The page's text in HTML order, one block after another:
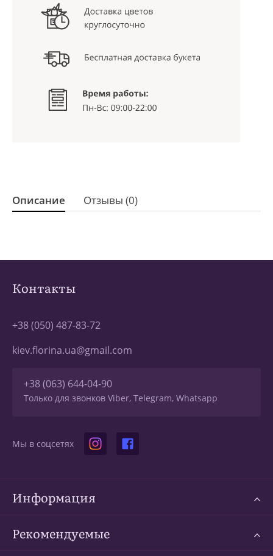
Описание Отзывы (0)
Контакты
+38 (050) 487-83-72
kiev.florina.ua@gmail.com
+38 (063) 644-04-90
Только для звонков Viber, Telegram, Whatsapp
Мы в соцсетях
Информация
Рекомендуемые